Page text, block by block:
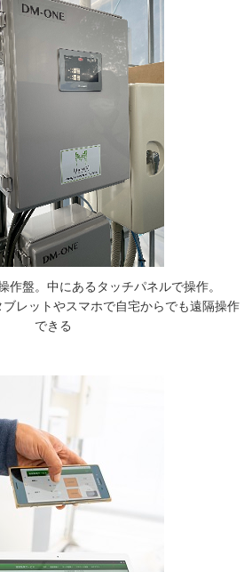
作盤。中にあるタッチパネルで操作。
レットやスマホで自宅からでも遠隔操作
できる